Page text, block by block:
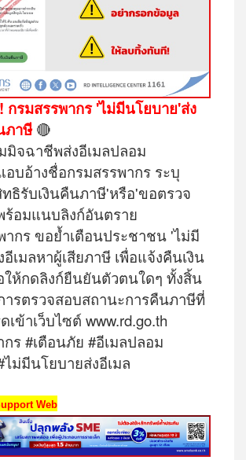
กรมสรรพากร 'ไม่มีนโยบาย'ส่ง
ภาษี 🔴
จฉาชีพส่งอีเมลปลอม
อบอ้างชื่อกรมสรรพากร ระบุ
ธิรับเงินคืนภาษี'หรือ'ขอตรวจ
อมแนบลิงก์อันตราย
กร ขอย้ำเตือนประชาชน 'ไม่มี
เมลหาผู้เสียภาษี เพื่อแจ้งคืนเงิน
ห้กดลิงก์ยืนยันตัวตนใดๆ ทั้งสิ้น
ารตรวจสอบสถานะการคืนภาษีที่
เข้าเว็บไซต์ www.rd.go.th
ร #เตือนภัย #อีเมลปลอม
ม่มีนโยบายส่งอีเมล
Web